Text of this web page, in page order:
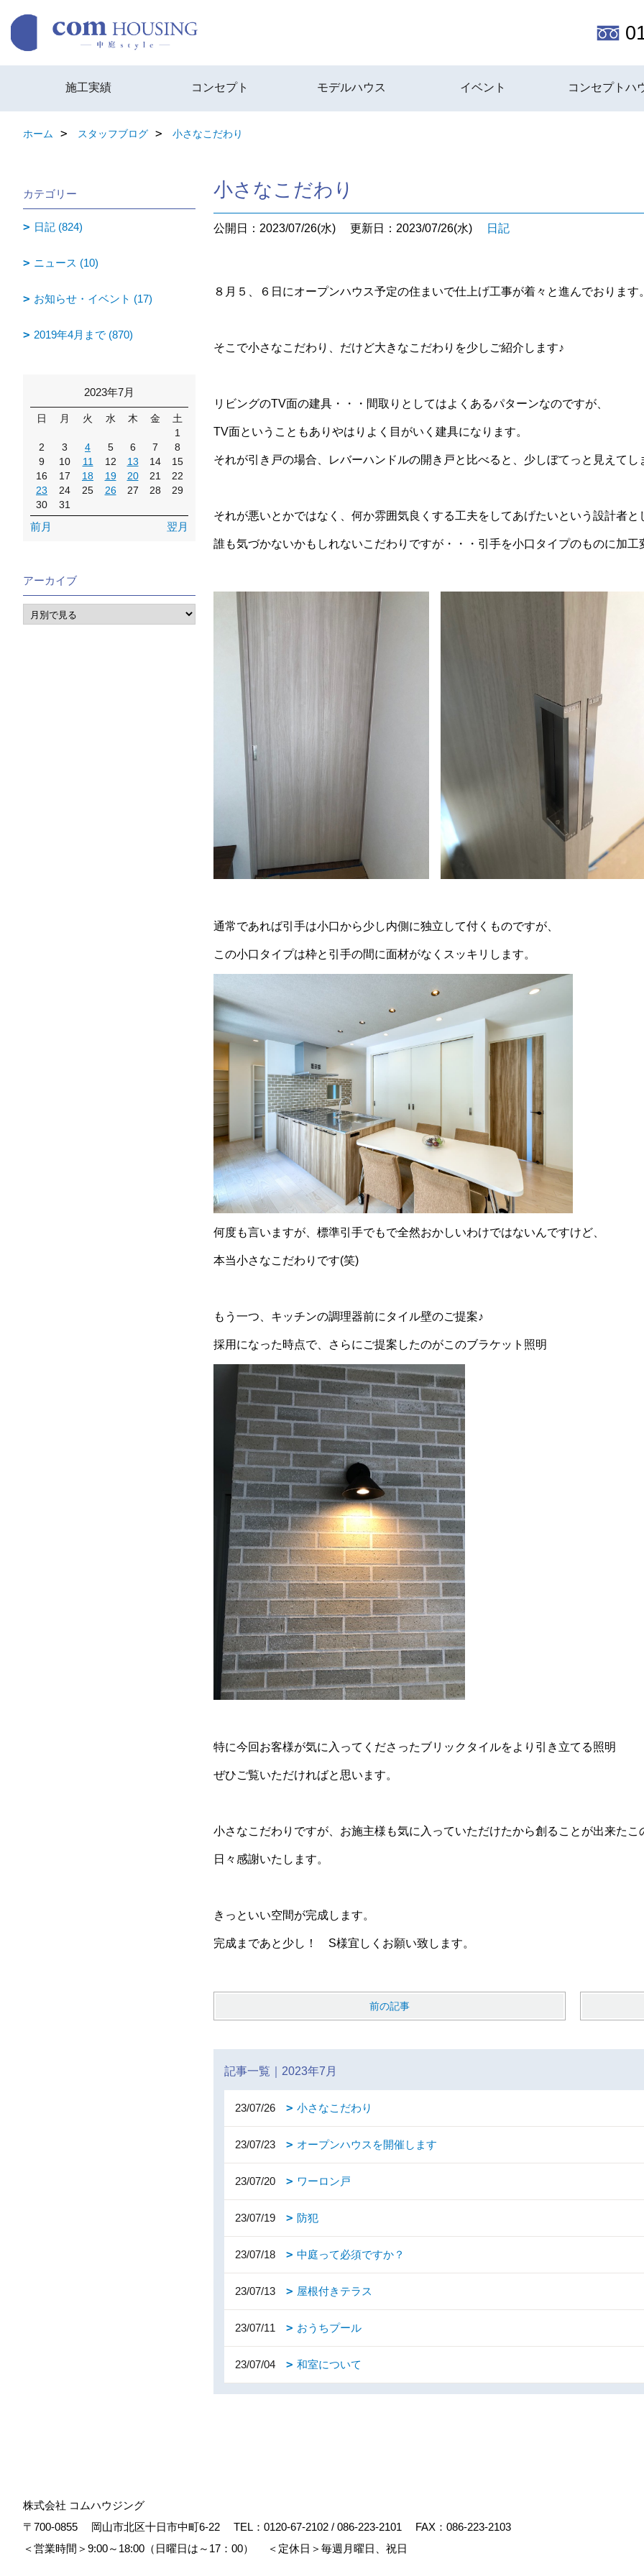
施工実績 コンセプト モデルハウス イベント コンセプトハ
ホーム スタッフブログ 小さなこだわり
小さなこだわり
公開日：2023/07/26(水) 更新日：2023/07/26(水) 日記
８月５、６日にオープンハウス予定の住まいで仕上げ工事が着々と進んでおります
そこで小さなこだわり、だけど大きなこだわりを少しご紹介します♪
リビングのTV面の建具・・・間取りとしてはよくあるパターンなのですが、
TV面ということもありやはりよく目がいく建具になります。
それが引き戸の場合、レバーハンドルの開き戸と比べると、少しぼてっと見えてし
それが悪いとかではなく、何か雰囲気良くする工夫をしてあげたいという設計者
誰も気づかないかもしれないこだわりですが・・・引手を小口タイプのものに加工
通常であれば引手は小口から少し内側に独立して付くものですが、
この小口タイプは枠と引手の間に面材がなくスッキリします。
何度も言いますが、標準引手でもで全然おかしいわけではないんですけど、
本当小さなこだわりです(笑)
もう一つ、キッチンの調理器前にタイル壁のご提案♪
採用になった時点で、さらにご提案したのがこのブラケット照明
特に今回お客様が気に入ってくださったブリックタイルをより引き立てる照明
ぜひご覧いただければと思います。
小さなこだわりですが、お施主様も気に入っていただけたから創ることが出来たこ
日々感謝いたします。
きっといい空間が完成します。
完成まであと少し！ S様宜しくお願い致します。
前の記事
記事一覧｜2023年7月
23/07/26 小さなこだわり
23/07/23 オープンハウスを開催します
23/07/20 ワーロン戸
23/07/19 防犯
23/07/18 中庭って必須ですか？
23/07/13 屋根付きテラス
23/07/11 おうちプール
23/07/04 和室について
カテゴリー
日記 (824)
ニュース (10)
お知らせ・イベント (17)
2019年4月まで (870)
2023年7月
日 月 火 水 木 金
土
1
2
3 4 5 6 7
8
9
10 11 12 13 14
15
16
17 18 19 20 21
22
23
24 25 26 27 28
29
30
31
前月 翌月
アーカイブ
株式会社 コムハウジング
〒700-0855
岡山市北区十日市中町6-22 TEL： 0120-67-2102 / 086-223-2101
FAX：086-223-2103
＜営業時間＞9:00～18:00（日曜日は～17：00）
＜定休日＞毎週月曜日、祝日